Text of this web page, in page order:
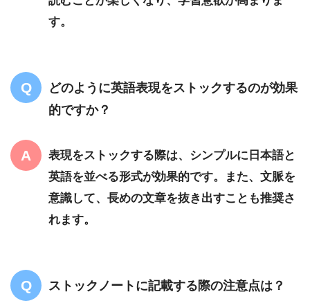
す。
どのように英語表現をストックするのが効果
的ですか？
表現をストックする際は、シンプルに日本語と
英語を並べる形式が効果的です。また、文脈を
意識して、長めの文章を抜き出すことも推奨さ
れます。
ストックノートに記載する際の注意点は？